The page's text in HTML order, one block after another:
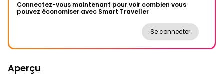
Connectez-vous maintenant pour voir combien vous
pouvez économiser avec Smart Traveller
Se connecter
Aperçu